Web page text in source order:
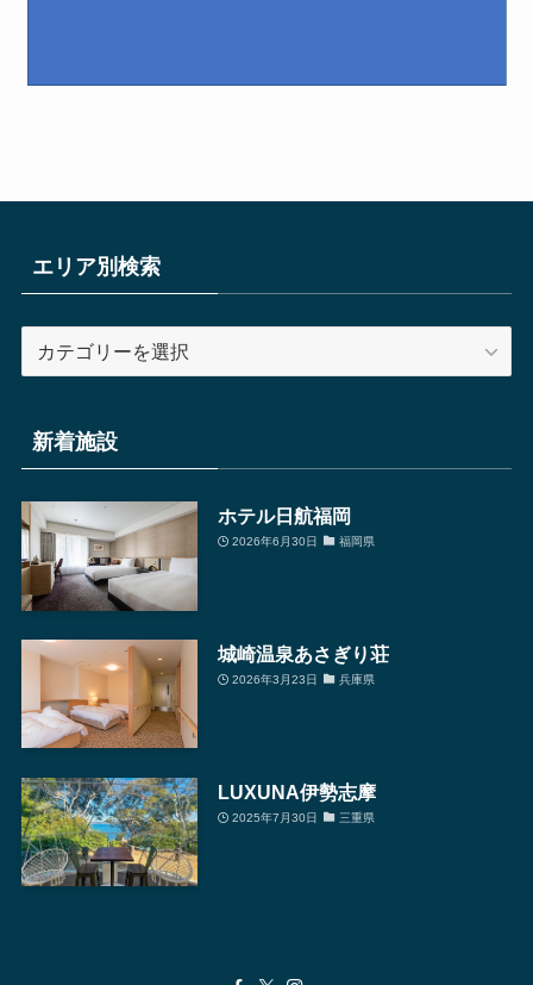
エリア別検索
リ
別
検
新着施設
ホテル日航福岡
2026年6月30日 福岡県
城崎温泉あさぎり荘
2026年3月23日 兵庫県
LUXUNA伊勢志摩
2025年7月30日 三重県